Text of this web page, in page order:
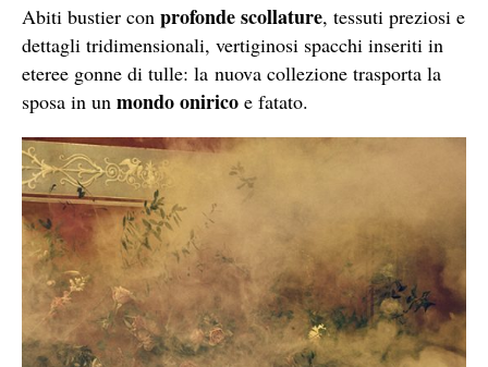
Abiti bustier con profonde scollature, tessuti preziosi e
dettagli tridimensionali, vertiginosi spacchi inseriti in
eteree gonne di tulle: la nuova collezione trasporta la
sposa in un mondo onirico e fatato.